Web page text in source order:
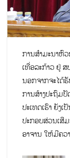
ການສຳມະນາຫົ
ເທື່ອລະກ້າວ ຢູ່
ນອກຈາກຈະໄດ້
ການສ້າງປະຖົມ
ປະເທດເຮົາ ຍັງ
ປະກອບສ່ວນເສີ
ອາຈານ ໃຫ້ມີຄວ